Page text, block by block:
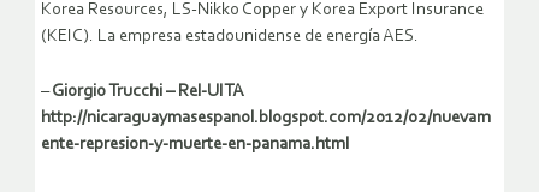
Korea Resources, LS-Nikko Copper y Korea Export Insurance
(KEIC). La empresa estadounidense de energía AES.
–Giorgio Trucchi – Rel-UITA
http://nicaraguaymasespanol.blogspot.com/2012/02/nuevam
ente-represion-y-muerte-en-panama.html